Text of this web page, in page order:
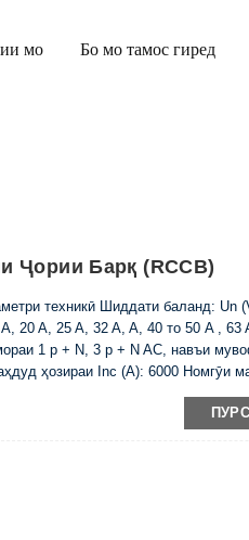
мо Бо мо тамос гиред
Ҷории Барқ ​​(RCCB)
техникӣ Шиддати баланд: Un
20 A, 25 A, 32 A, A, 40 то 50 A , 63
1 p + N, 3 p + N AC, навъи
ҳозираи Inc (A): 6000 Номгӯи
Коммутатсионӣ ва иқтидори